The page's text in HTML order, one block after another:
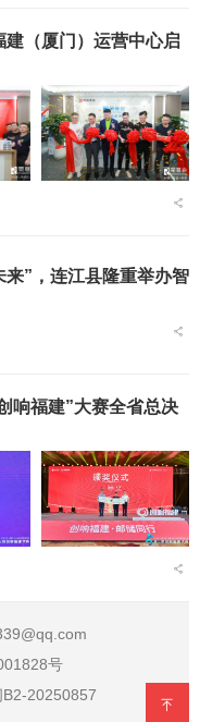
（厦门）运营中心启
来”，连江县隆重举办智
响福建”大赛全省总决
号
20250857